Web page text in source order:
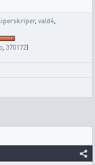
, vald4
370172)